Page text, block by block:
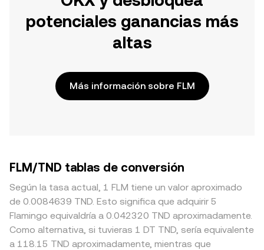
potenciales ganancias más
altas
Más información sobre FLM
FLM/TND tablas de conversión
Según la tasa actual, 1 FLM tiene un valor aproximado
de 0.0084639 TND. Esto significa que adquirir 5
Flamingo equivaldría a 0.042320 TND aproximadamente.
Como alternativa, si tuvieras 1 DT TND, sería equivalente
a 118.15 TND aproximadamente, mientras que